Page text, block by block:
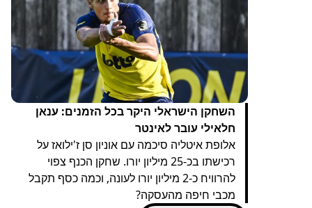
השחקן הישראלי היקר בכל הזמנים: ענאן
חלאילי עובר לאינטר
אלופת איטליה סיכמה עם אוניון סן ז'ילואז על
רכישתו בכ-25 מיליון יורו. שחקן הכנף צפוי
להרוויח כ-2 מיליון יורו לעונה, וכמה כסף תקבל
מכבי חיפה מהעסקה?